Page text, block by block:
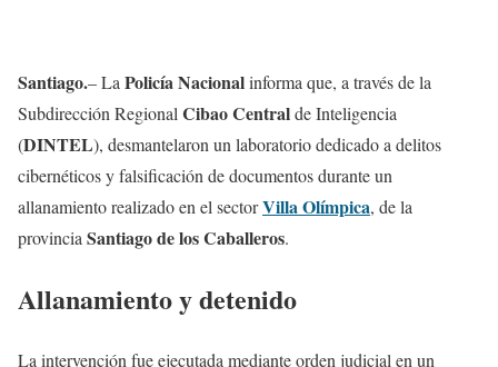
Santiago.– LaPolicía Nacionalinforma que, a través de la
Subdirección RegionalCibao Centralde Inteligencia
(DINTEL), desmantelaron un laboratorio dedicado a delitos
cibernéticos y falsificación de documentos durante un
allanamiento realizado en el sectorVilla Olímpica, de la
provinciaSantiago de los Caballeros.
Allanamiento y detenido
La intervención fue ejecutada mediante orden judicial en un